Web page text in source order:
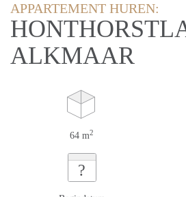
APPARTEMENT HUREN:
ALKMAAR
64 m2
?